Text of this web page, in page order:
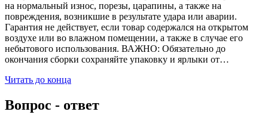
на нормальный износ, порезы, царапины, а также на
повреждения, возникшие в результате удара или аварии.
Гарантия не действует, если товар содержался на открытом
воздухе или во влажном помещении, а также в случае его
небытового использования. ВАЖНО: Обязательно до
окончания сборки сохраняйте упаковку и ярлыки от…
Читать до конца
Вопрос - ответ